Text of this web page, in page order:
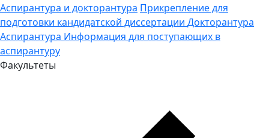
Аспирантура и докторантура Прикрепление для
подготовки кандидатской диссертации Докторантура
Аспирантура Информация для поступающих в
аспирантуру
Факультеты